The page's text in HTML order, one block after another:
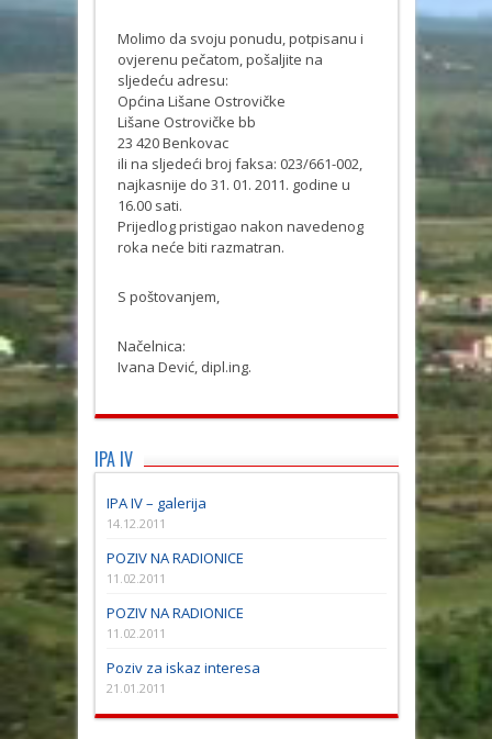
Molimo da svoju ponudu, potpisanu i
ovjerenu pečatom, pošaljite na
sljedeću adresu:
Općina Lišane Ostrovičke
Lišane Ostrovičke bb
23 420 Benkovac
ili na sljedeći broj faksa: 023/661-002,
najkasnije do 31. 01. 2011. godine u
16.00 sati.
Prijedlog pristigao nakon navedenog
roka neće biti razmatran.
S poštovanjem,
Načelnica:
Ivana Dević, dipl.ing.
IPA IV
IPA IV – galerija
14.12.2011
POZIV NA RADIONICE
11.02.2011
POZIV NA RADIONICE
11.02.2011
Poziv za iskaz interesa
21.01.2011